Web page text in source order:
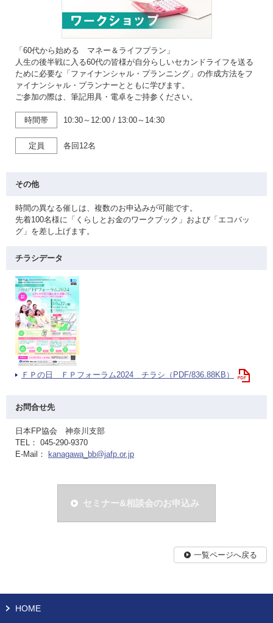
「60代から始める マネー＆ライフプラン」
人生の後半戦に入る60代の皆様が自分らしいセカンドライフを送る
ために必要な「ファイナンシャル・プランニング」の作成方法をフ
ァイナンシャル・プランナーとともに学びます。
ご参加の際は、筆記用具・電卓をご持参ください。
時間帯 10:30～12:00 / 13:00～14:30
定員 各回12名
その他
時間の異なる催しは、複数のお申込みが可能です。
先着100名様に「くらしとお金のワークブック」および「エコバッ
グ」を差し上げます。
チラシデータ
ＦＰの日 ＦＰフォーラム2024 チラシ（PDF/836.88KB）
お問合せ先
日本FP協会 神奈川支部
TEL： 045-290-9370
E-Mail：
kanagawa_bb@jafp.or.jp
セミナー&相談会のお申込み
一覧ページへ戻る
HOME